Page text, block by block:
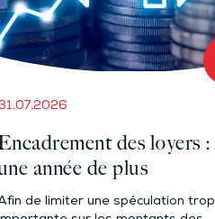
des loyers :
année de plus
de limiter une spéculation trop